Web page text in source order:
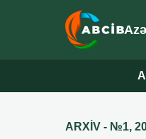
ARXİV - №1,